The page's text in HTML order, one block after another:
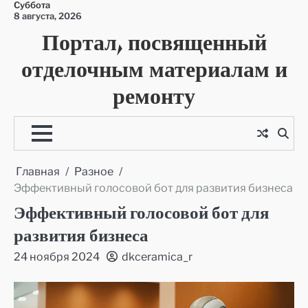
Перейти
содержимому
Суббота
8 августа, 2026
Портал, посвященный
отделочным материалам и
ремонту
Главная
Разное
Эффективный голосовой бот для развития бизнеса
Эффективный голосовой бот для
развития бизнеса
24 ноября 2024 dkceramica_r